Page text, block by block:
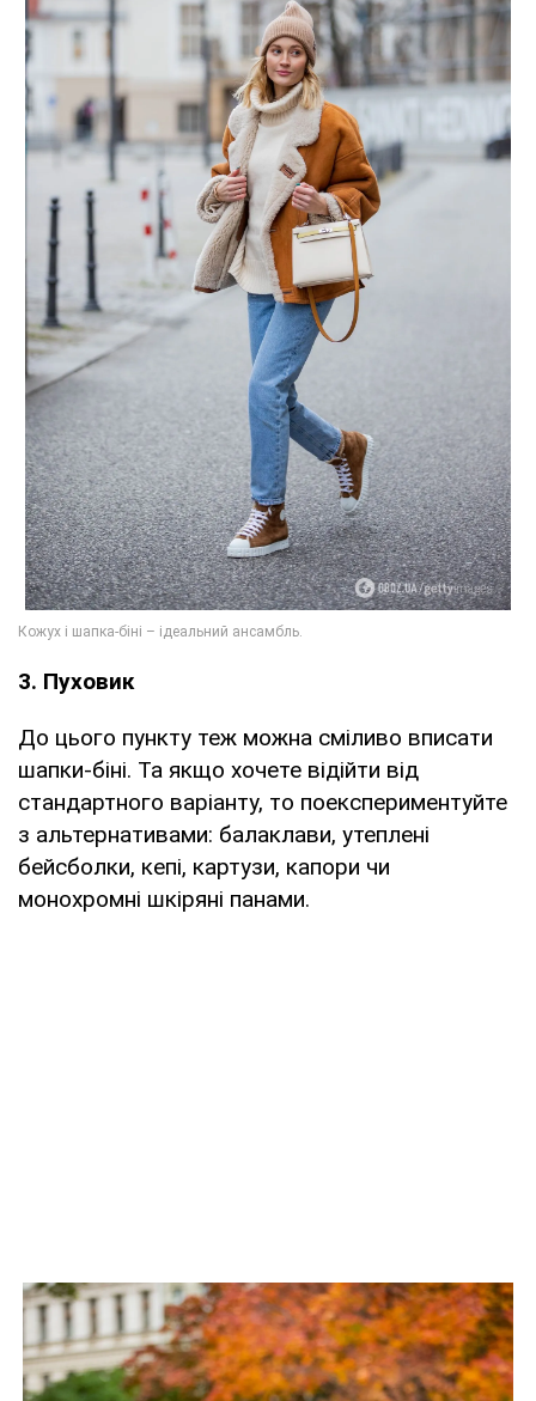
3. Пуховик
До цього пункту теж можна сміливо вписати
шапки-біні. Та якщо хочете відійти від
стандартного варіанту, то поекспериментуйте
з альтернативами: балаклави, утеплені
бейсболки, кепі, картузи, капори чи
монохромні шкіряні панами.